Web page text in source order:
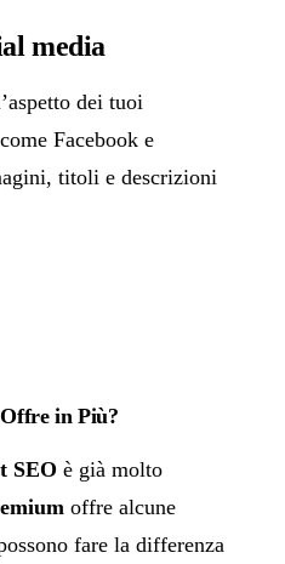
media
dei tuoi
Facebook e
titoli e descrizioni
in Più?
SEO è già molto
offre alcune
fare la differenza